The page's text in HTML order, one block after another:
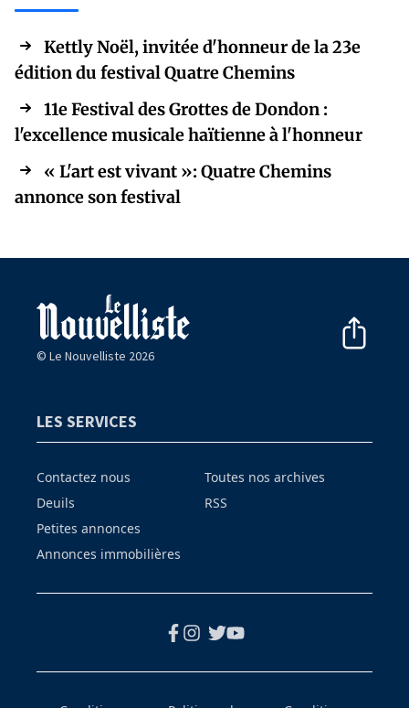
Kettly Noël, invitée d'honneur de la 23e
édition du festival Quatre Chemins
11e Festival des Grottes de Dondon :
l'excellence musicale haïtienne à l'honneur
« L'art est vivant »: Quatre Chemins
annonce son festival
© Le Nouvelliste 2026
LES SERVICES
Contactez nous
Deuils
Petites annonces
Annonces immobilières
Toutes nos archives
RSS